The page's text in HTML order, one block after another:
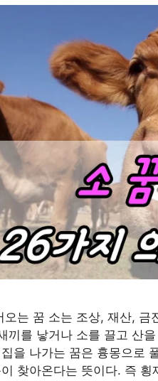
오는 꿈 소는 조상, 재산,
끼를 낳거나 소를 끌고 산
을 나가는 꿈은 흉몽으로
찾아온다는 뜻이다. 즉